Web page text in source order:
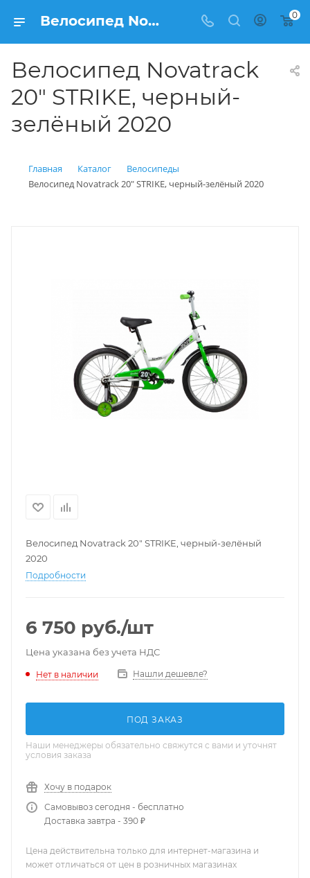
Велосипед Novatrack 20" STRIKE, черный-зелёный 2020 купить: цена 6 750 рублей в Балашихе | Интернет магазин Вело150 0
Велосипед Novatrack
20" STRIKE, черный-
зелёный 2020
Главная Каталог
Велосипеды
Велосипед Novatrack 20" STRIKE, черный-зелёный 2020
Велосипед Novatrack 20" STRIKE, черный-зелёный
2020
Подробности
6 750 руб./шт
Цена указана без учета НДС
Нет в наличии Нашли дешевле?
ПОД ЗАКАЗ
Наши менеджеры обязательно свяжутся с вами и уточнят
условия заказа
Хочу в подарок
Самовывоз сегодня - бесплатно
Доставка завтра - 390 ₽
Цена действительна только для интернет-магазина и
может отличаться от цен в розничных магазинах